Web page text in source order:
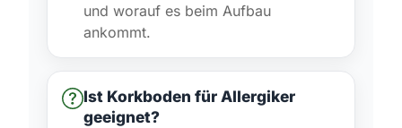
und worauf es beim Aufbau
ankommt.
Ist Korkboden für Allergiker
geeignet?